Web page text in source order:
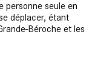
personne seule en
déplacer, étant
Béroche et les